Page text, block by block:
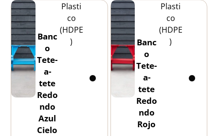
Banc
o
Tete-
a-
tete
Redo
ndo
Azul
Cielo
Plasti
co
(HDPE
)
Banc
o
Tete-
a-
tete
Redo
ndo
Rojo
Plasti
co
(HDPE
)